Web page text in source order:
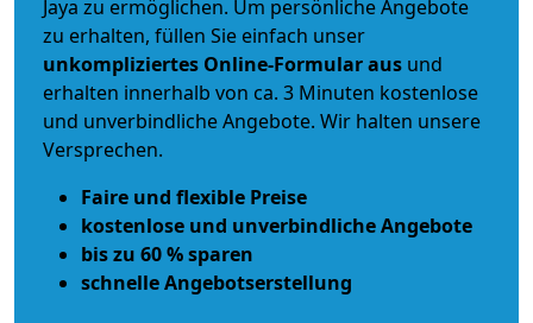
Jaya zu ermöglichen. Um persönliche Angebote
zu erhalten, füllen Sie einfach unser
unkompliziertes Online-Formular aus und
erhalten innerhalb von ca. 3 Minuten kostenlose
und unverbindliche Angebote. Wir halten unsere
Versprechen.
Faire und flexible Preise
kostenlose und unverbindliche Angebote
bis zu 60 % sparen
schnelle Angebotserstellung